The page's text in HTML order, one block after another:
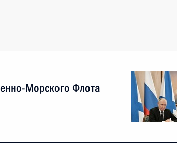
Морского Флота